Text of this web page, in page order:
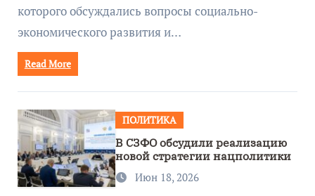
которого обсуждались вопросы социально-
экономического развития и…
Read More
ПОЛИТИКА
В СЗФО обсудили реализацию
новой стратегии нацполитики
Июн 18, 2026